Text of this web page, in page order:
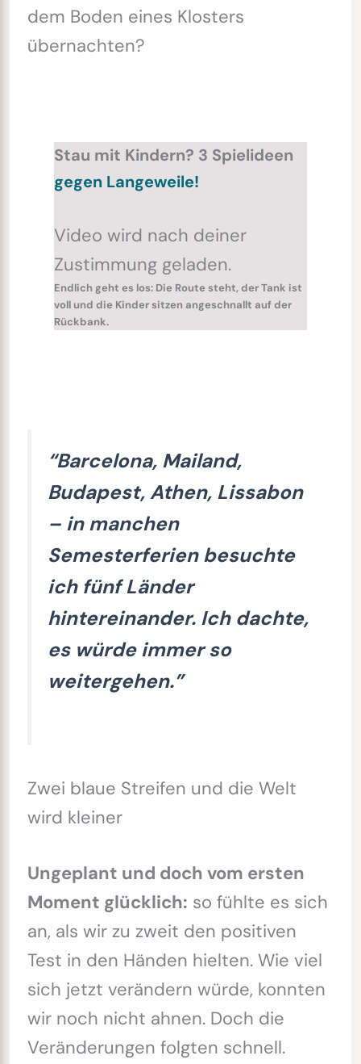
dem Boden eines Klosters
übernachten?
Stau mit Kindern? 3 Spielideen
gegen Langeweile!
Video wird nach deiner
Zustimmung geladen.
Endlich geht es los: Die Route steht, der Tank ist
voll und die Kinder sitzen angeschnallt auf der
Rückbank.
“Barcelona, Mailand,
Budapest, Athen, Lissabon
– in manchen
Semesterferien besuchte
ich fünf Länder
hintereinander. Ich dachte,
es würde immer so
weitergehen.”
Zwei blaue Streifen und die Welt
wird kleiner
Ungeplant und doch vom ersten
Moment glücklich: so fühlte es sich
an, als wir zu zweit den positiven
Test in den Händen hielten. Wie viel
sich jetzt verändern würde, konnten
wir noch nicht ahnen. Doch die
Veränderungen folgten schnell.